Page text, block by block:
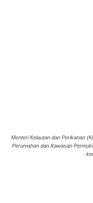
Menteri Kelautan dan Perikanan
Perumahan dan Kawasan